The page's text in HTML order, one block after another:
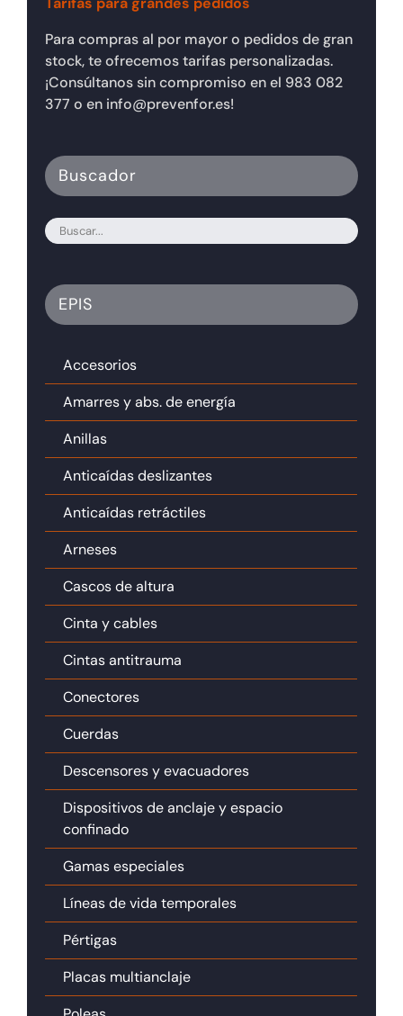
Para compras al por mayor o pedidos de gran
stock, te ofrecemos tarifas personalizadas.
¡Consúltanos sin compromiso en el 983 082
377 o en info@prevenfor.es!
Buscador
EPIS
Accesorios
Amarres y abs. de energía
Anillas
Anticaídas deslizantes
Anticaídas retráctiles
Arneses
Cascos de altura
Cinta y cables
Cintas antitrauma
Conectores
Cuerdas
Descensores y evacuadores
Dispositivos de anclaje y espacio
confinado
Gamas especiales
Líneas de vida temporales
Pértigas
Placas multianclaje